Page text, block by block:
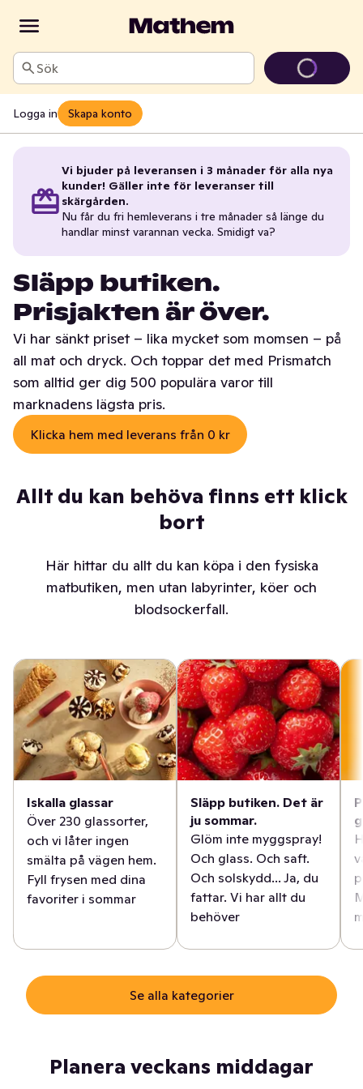
Sök
Logga in Skapa konto
Vi bjuder på leveransen i 3 månader för alla nya
kunder! Gäller inte för leveranser till
skärgården.
Nu får du fri hemleverans i tre månader så länge du
handlar minst varannan vecka. Smidigt va?
Släpp butiken.
Prisjakten är över.
Vi har sänkt priset – lika mycket som momsen – på
all mat och dryck. Och toppar det med Prismatch
som alltid ger dig 500 populära varor till
marknadens lägsta pris.
Klicka hem med leverans från 0 kr
Allt du kan behöva finns ett klick
bort
Här hittar du allt du kan köpa i den fysiska
matbutiken, men utan labyrinter, köer och
blodsockerfall.
Iskalla glassar
Över 230 glassorter,
och vi låter ingen
smälta på vägen hem.
Fyll frysen med dina
favoriter i sommar
Släpp butiken. Det är
ju sommar.
Glöm inte myggspray!
Och glass. Och saft.
Och solskydd... Ja, du
fattar. Vi har allt du
behöver
Se alla kategorier
Planera veckans middagar